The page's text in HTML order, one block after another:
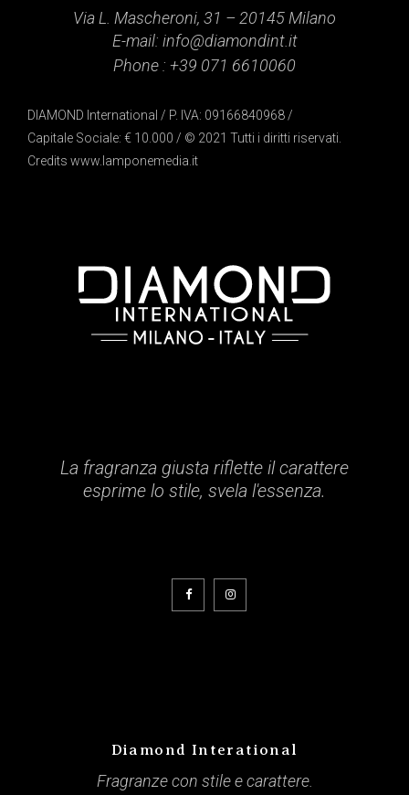
Via L. Mascheroni, 31 – 20145 Milano
E-mail: info@diamondint.it
Phone : +39 071 6610060
DIAMOND International / P. IVA: 09166840968 /
Capitale Sociale: € 10.000 / © 2021 Tutti i diritti riservati.
Credits www.lamponemedia.it
La fragranza giusta riflette il carattere
esprime lo stile, svela l'essenza.
Diamond Interational
Fragranze con stile e carattere.